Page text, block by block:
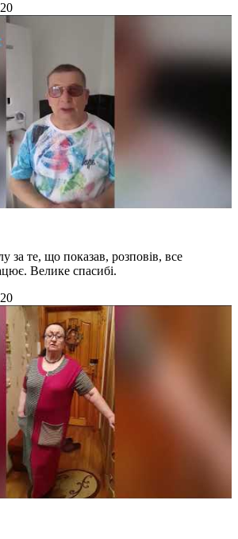
за те, що показав, розповів, все
Велике спасибі.